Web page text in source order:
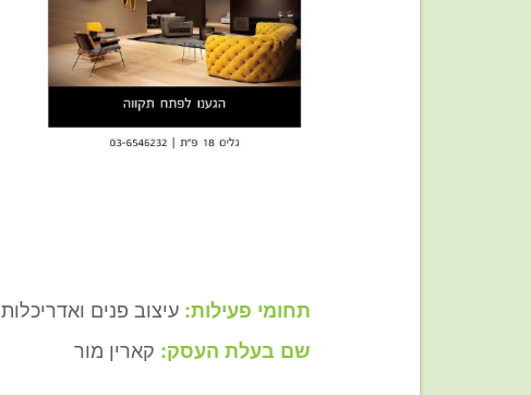
תחומי פעילות: עיצוב פנים ואדריכלות
שם בעלת העסק: קארין מור